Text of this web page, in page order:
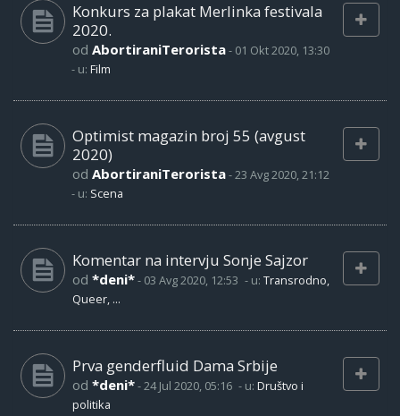
Konkurs za plakat Merlinka festivala
2020.
od AbortiraniTerorista- 01 Okt 2020, 13:30
- u: Film
Optimist magazin broj 55 (avgust
2020)
od AbortiraniTerorista-23 Avg 2020, 21:12
- u: Scena
Komentar na intervju Sonje Sajzor
od *deni*- 03 Avg 2020, 12:53 - u: Transrodno,
Queer, ...
Prva genderfluid Dama Srbije
od *deni*-24 Jul 2020, 05:16 - u: Društvo i
politika